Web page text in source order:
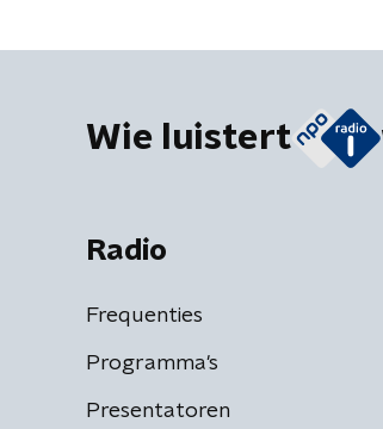
Wie luistert
Radio
Frequenties
Programma's
Presentatoren